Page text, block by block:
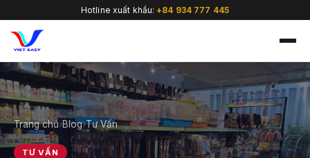
Hotline xuất khẩu:+84 934 777 445
🇻🇳
Trang chủ›Blog›Tư Vấn
TƯ VẤN